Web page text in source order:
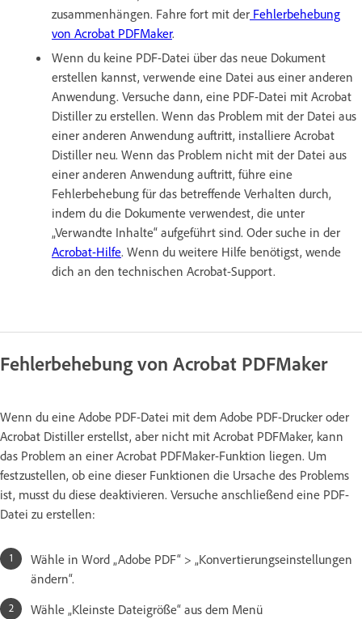
zusammenhängen. Fahre fort mit der Fehlerbehebung
von Acrobat PDFMaker.
Wenn du keine PDF-Datei über das neue Dokument
erstellen kannst, verwende eine Datei aus einer anderen
Anwendung. Versuche dann, eine PDF-Datei mit Acrobat
Distiller zu erstellen. Wenn das Problem mit der Datei aus
einer anderen Anwendung auftritt, installiere Acrobat
Distiller neu. Wenn das Problem nicht mit der Datei aus
einer anderen Anwendung auftritt, führe eine
Fehlerbehebung für das betreffende Verhalten durch,
indem du die Dokumente verwendest, die unter
„Verwandte Inhalte“ aufgeführt sind. Oder suche in der
Acrobat-Hilfe. Wenn du weitere Hilfe benötigst, wende
dich an den technischen Acrobat-Support.
Fehlerbehebung von Acrobat PDFMaker
Wenn du eine Adobe PDF-Datei mit dem Adobe PDF-Drucker oder
Acrobat Distiller erstellst, aber nicht mit Acrobat PDFMaker, kann
das Problem an einer Acrobat PDFMaker-Funktion liegen. Um
festzustellen, ob eine dieser Funktionen die Ursache des Problems
ist, musst du diese deaktivieren. Versuche anschließend eine PDF-
Datei zu erstellen:
Wähle in Word „Adobe PDF“ > „Konvertierungseinstellungen
ändern“.
Wähle „Kleinste Dateigröße“ aus dem Menü